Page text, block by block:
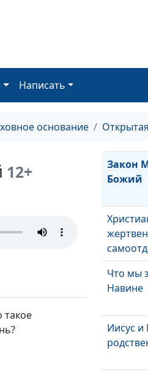
Написать
основание
12+
такое
Завета
Закон
Божий
Что мы
Навине
Иисус и